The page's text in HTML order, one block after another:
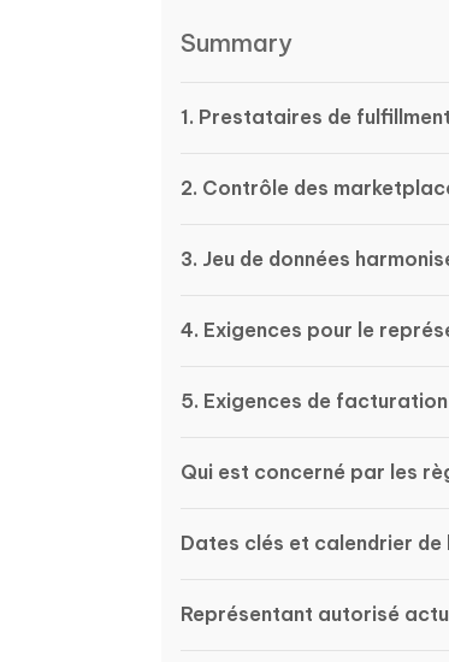
Summary
1. Prestataires de
2. Contrôle des
3. Jeu de données
4. Exigences pour le
5. Exigences de
Qui est concerné par les
Dates clés et calendrier de
Représentant autorisé